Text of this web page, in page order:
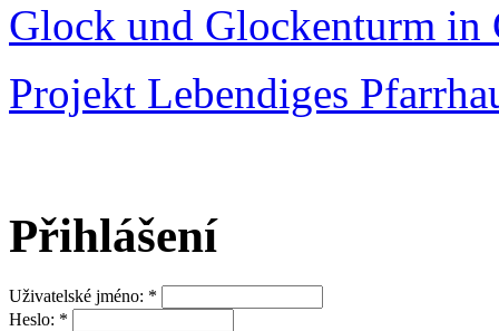
Glock und Glockenturm in
Projekt Lebendiges
Přihlášení
Uživatelské jméno: *
Heslo: *